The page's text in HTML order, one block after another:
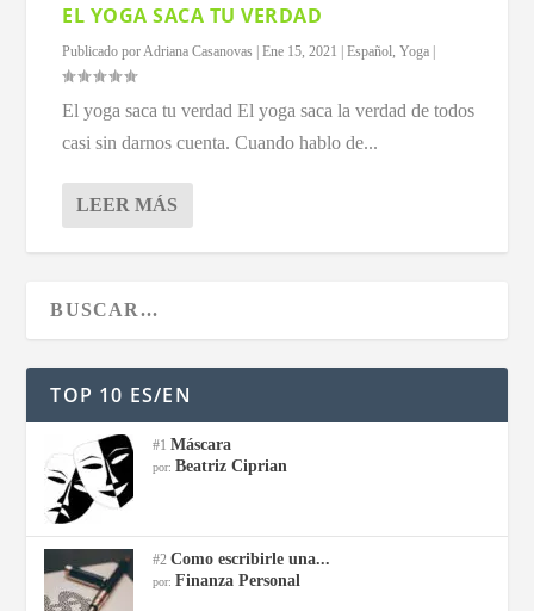
EL YOGA SACA TU VERDAD
Publicado porAdriana Casanovas |Ene 15, 2021 |Español,Yoga |
El yoga saca tu verdad El yoga saca la verdad de todos
casi sin darnos cuenta. Cuando hablo de...
LEER MÁS
TOP 10 ES/EN
#1Máscara
por: Beatriz Ciprian
#2Como escribirle una...
por: Finanza Personal